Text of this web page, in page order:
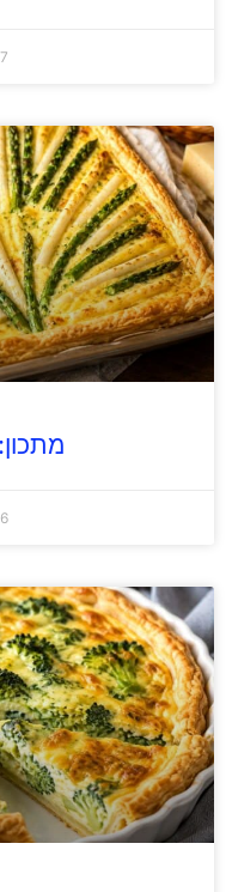
7 באוגוסט 2026
6 באוגוסט 2026